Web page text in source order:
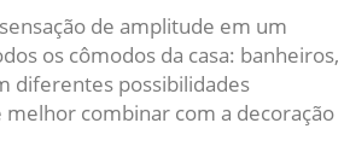
de amplitude em um
os cômodos da casa: banheiros,
diferentes possibilidades
combinar com a decoração